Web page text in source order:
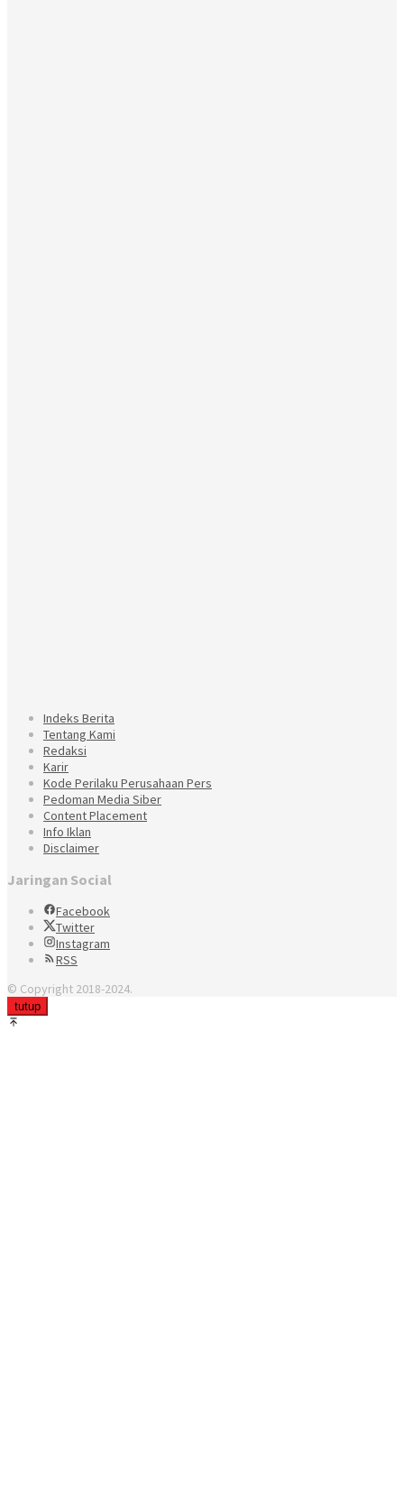
Indeks Berita
Tentang Kami
Redaksi
Karir
Kode Perilaku Perusahaan Pers
Pedoman Media Siber
Content Placement
Info Iklan
Disclaimer
Jaringan Social
Facebook
Twitter
Instagram
RSS
© Copyright 2018-2024.
tutup